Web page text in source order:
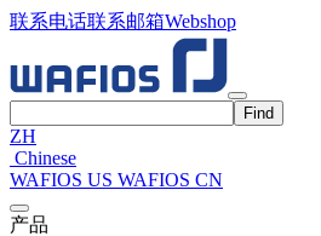
联系电话联系邮箱Webshop
ZH
Chinese
WAFIOS US WAFIOS CN
产品